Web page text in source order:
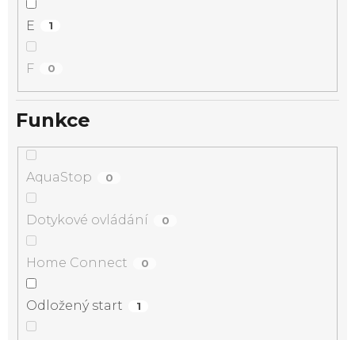
E 1
F 0
Funkce
AquaStop 0
Dotykové ovládání 0
Home Connect 0
Odložený start 1